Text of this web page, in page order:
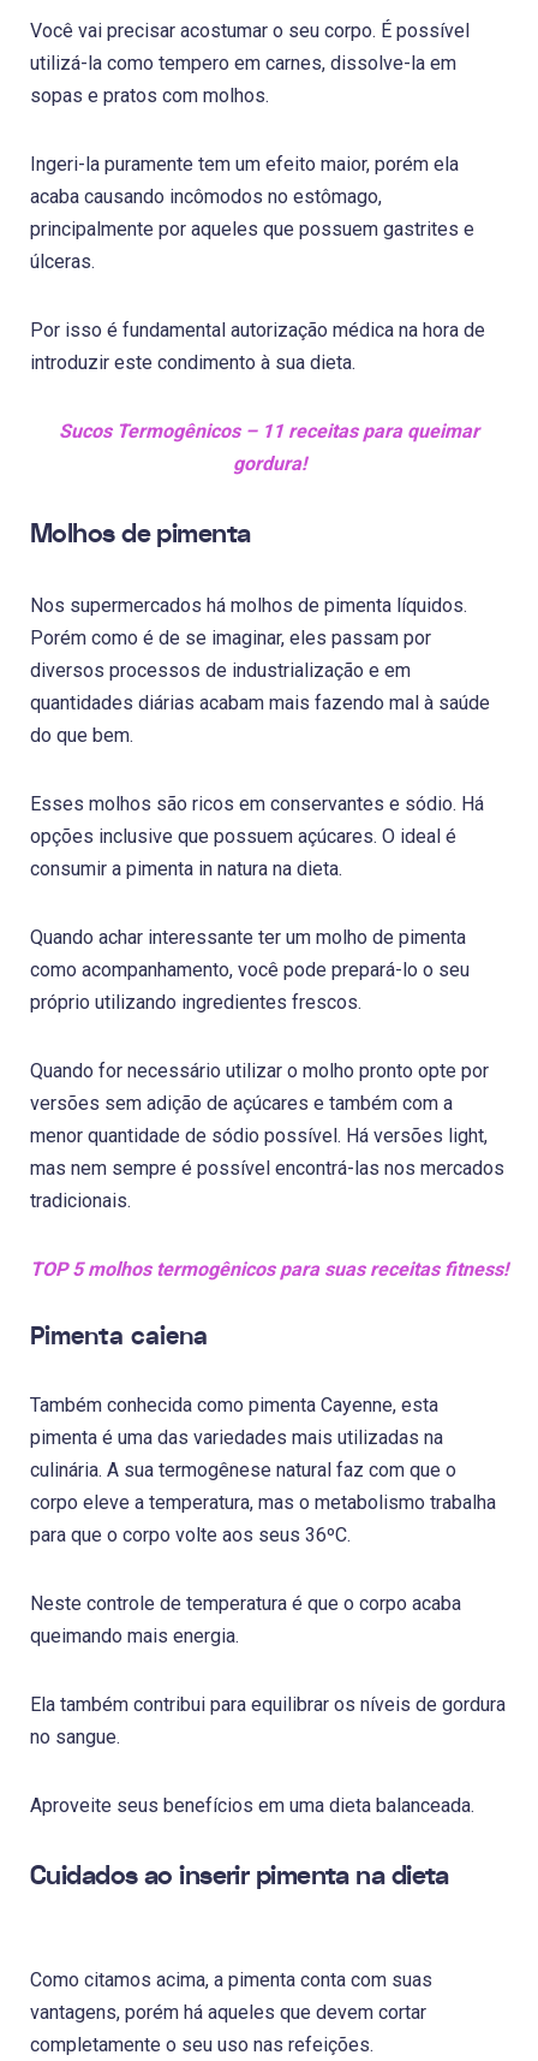
Você vai precisar acostumar o seu corpo. É possível
utilizá-la como tempero em carnes, dissolve-la em
sopas e pratos com molhos.
Ingeri-la puramente tem um efeito maior, porém ela
acaba causando incômodos no estômago,
principalmente por aqueles que possuem gastrites e
úlceras.
Por isso é fundamental autorização médica na hora de
introduzir este condimento à sua dieta.
Sucos Termogênicos – 11 receitas para queimar
gordura!
Molhos de pimenta
Nos supermercados há molhos de pimenta líquidos.
Porém como é de se imaginar, eles passam por
diversos processos de industrialização e em
quantidades diárias acabam mais fazendo mal à saúde
do que bem.
Esses molhos são ricos em conservantes e sódio. Há
opções inclusive que possuem açúcares. O ideal é
consumir a pimenta in natura na dieta.
Quando achar interessante ter um molho de pimenta
como acompanhamento, você pode prepará-lo o seu
próprio utilizando ingredientes frescos.
Quando for necessário utilizar o molho pronto opte por
versões sem adição de açúcares e também com a
menor quantidade de sódio possível. Há versões light,
mas nem sempre é possível encontrá-las nos mercados
tradicionais.
TOP 5 molhos termogênicos para suas receitas fitness!
Pimenta caiena
Também conhecida como pimenta Cayenne, esta
pimenta é uma das variedades mais utilizadas na
culinária. A sua termogênese natural faz com que o
corpo eleve a temperatura, mas o metabolismo trabalha
para que o corpo volte aos seus 36ºC.
Neste controle de temperatura é que o corpo acaba
queimando mais energia.
Ela também contribui para equilibrar os níveis de gordura
no sangue.
Aproveite seus benefícios em uma dieta balanceada.
Cuidados ao inserir pimenta na dieta
Como citamos acima, a pimenta conta com suas
vantagens, porém há aqueles que devem cortar
completamente o seu uso nas refeições.